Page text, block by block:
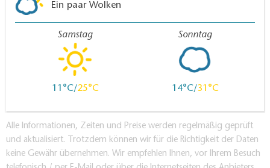
Ein paar Wolken
Samstag
11 25
Sonntag
14 31
Alle Informationen, Zeiten und Preise werden regelmäßig geprüft
und aktualisiert. Trotzdem können wir für die Richtigkeit der Daten
keine Gewähr übernehmen. Wir empfehlen Ihnen, vor Ihrem Besuch